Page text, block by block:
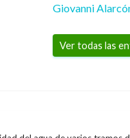
Giovanni
Ver todas las